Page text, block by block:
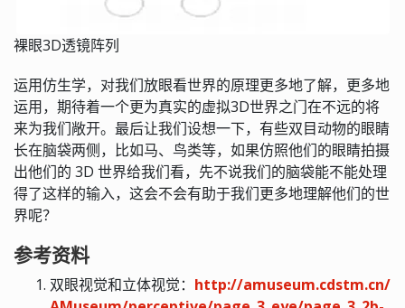
裸眼3D透镜阵列
运用仿生学，对我们放眼看世界的原理更多地了解，更多地
运用，期待着一个更为真实的虚拟3D世界之门在不远的将
来为我们敞开。最后让我们设想一下，有些双目动物的眼睛
长在脑袋两侧，比如马、鸟类等，如果仿照他们的眼睛拍摄
出他们的 3D 世界给我们看，先不说我们的脑袋能不能处理
得了这样的输入，这会不会有助于我们更多地理解他们的世
界呢？
参考资料
双眼视觉和立体视觉： http://amuseum.cdstm.cn/